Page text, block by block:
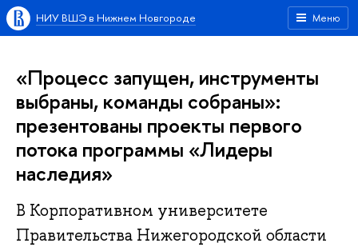
Меню
НИУ ВШЭ в Нижнем Новгороде
«Процесс запущен, инструменты
выбраны, команды собраны»:
презентованы проекты первого
потока программы «Лидеры
наследия»
В Корпоративном университете
Правительства Нижегородской области